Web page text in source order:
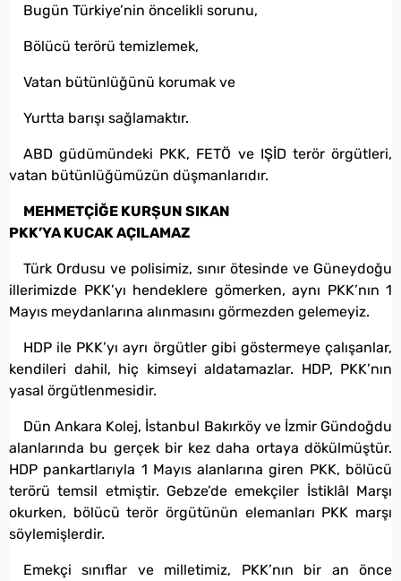
Bugün Türkiye’nin öncelikli sorunu,
Bölücü terörü temizlemek,
Vatan bütünlüğünü korumak ve
Yurtta barışı sağlamaktır.
ABD güdümündeki PKK, FETÖ ve IŞİD terör örgütleri,
vatan bütünlüğümüzün düşmanlarıdır.
MEHMETÇİĞE KURŞUN SIKAN
PKK’YA KUCAK AÇILAMAZ
Türk Ordusu ve polisimiz, sınır ötesinde ve Güneydoğu
illerimizde PKK’yı hendeklere gömerken, aynı PKK’nın 1
Mayıs meydanlarına alınmasını görmezden gelemeyiz.
HDP ile PKK’yı ayrı örgütler gibi göstermeye çalışanlar,
kendileri dahil, hiç kimseyi aldatamazlar. HDP, PKK’nın
yasal örgütlenmesidir.
Dün Ankara Kolej, İstanbul Bakırköy ve İzmir Gündoğdu
alanlarında bu gerçek bir kez daha ortaya dökülmüştür.
HDP pankartlarıyla 1 Mayıs alanlarına giren PKK, bölücü
terörü temsil etmiştir. Gebze’de emekçiler İstiklâl Marşı
okurken, bölücü terör örgütünün elemanları PKK marşı
söylemişlerdir.
Emekçi sınıflar ve milletimiz, PKK’nın bir an önce